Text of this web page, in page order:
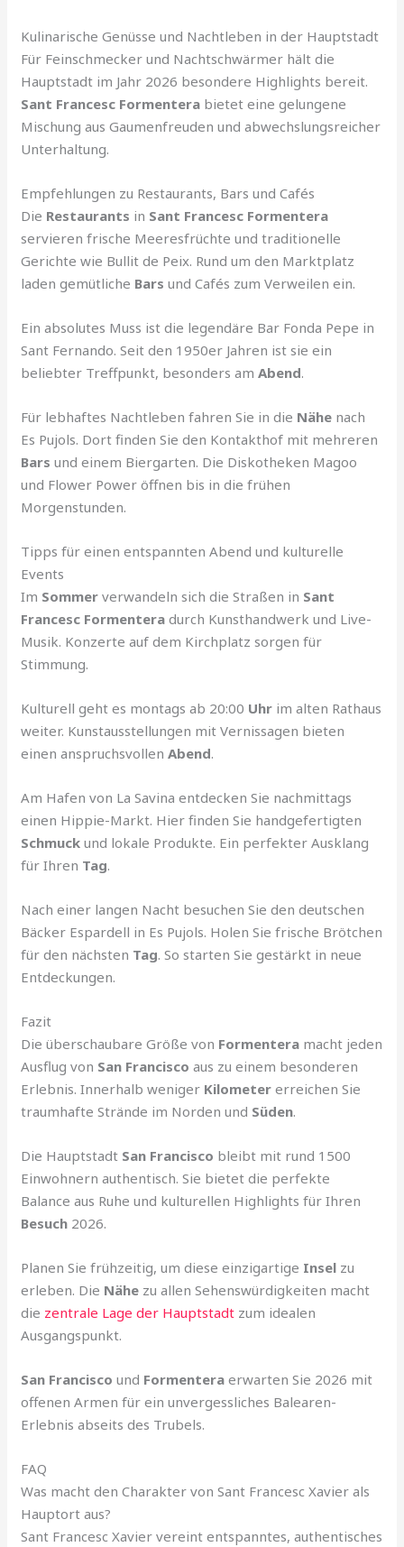
Kulinarische Genüsse und Nachtleben in der Hauptstadt
Für Feinschmecker und Nachtschwärmer hält die
Hauptstadt im Jahr 2026 besondere Highlights bereit.
Sant Francesc Formentera bietet eine gelungene
Mischung aus Gaumenfreuden und abwechslungsreicher
Unterhaltung.
Empfehlungen zu Restaurants, Bars und Cafés
Die Restaurants in Sant Francesc Formentera
servieren frische Meeresfrüchte und traditionelle
Gerichte wie Bullit de Peix. Rund um den Marktplatz
laden gemütliche Bars und Cafés zum Verweilen ein.
Ein absolutes Muss ist die legendäre Bar Fonda Pepe in
Sant Fernando. Seit den 1950er Jahren ist sie ein
beliebter Treffpunkt, besonders amAbend.
Für lebhaftes Nachtleben fahren Sie in die Nähe nach
Es Pujols. Dort finden Sie den Kontakthof mit mehreren
Bars und einem Biergarten. Die Diskotheken Magoo
und Flower Power öffnen bis in die frühen
Morgenstunden.
Tipps für einen entspannten Abend und kulturelle
Events
Im Sommer verwandeln sich die Straßen in Sant
Francesc Formentera durch Kunsthandwerk und Live-
Musik. Konzerte auf dem Kirchplatz sorgen für
Stimmung.
Kulturell geht es montags ab 20:00 Uhr im alten Rathaus
weiter. Kunstausstellungen mit Vernissagen bieten
einen anspruchsvollenAbend.
Am Hafen von La Savina entdecken Sie nachmittags
einen Hippie-Markt. Hier finden Sie handgefertigten
Schmuck und lokale Produkte. Ein perfekter Ausklang
für Ihren Tag.
Nach einer langen Nacht besuchen Sie den deutschen
Bäcker Espardell in Es Pujols. Holen Sie frische Brötchen
für den nächsten Tag. So starten Sie gestärkt in neue
Entdeckungen.
Fazit
Die überschaubare Größe von Formentera macht jeden
Ausflug von San Francisco aus zu einem besonderen
Erlebnis. Innerhalb weniger Kilometer erreichen Sie
traumhafte Strände im Norden und Süden.
Die Hauptstadt San Francisco bleibt mit rund 1500
Einwohnern authentisch. Sie bietet die perfekte
Balance aus Ruhe und kulturellen Highlights für Ihren
Besuch 2026.
Planen Sie frühzeitig, um diese einzigartige Insel zu
erleben. Die Nähe zu allen Sehenswürdigkeiten macht
die zentrale Lage der Hauptstadt zum idealen
Ausgangspunkt.
San Francisco und Formentera erwarten Sie 2026 mit
offenen Armen für ein unvergessliches Balearen-
Erlebnis abseits des Trubels.
FAQ
Was macht den Charakter von Sant Francesc Xavier als
Hauptort aus?
Sant Francesc Xavier vereint entspanntes, authentisches